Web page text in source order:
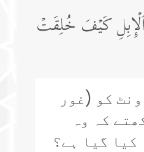
ٱلۡإِبِلِ كَیۡفَ خُلِقَتۡ
کو (غور
کہ وہ
کیا گیا ہے؟